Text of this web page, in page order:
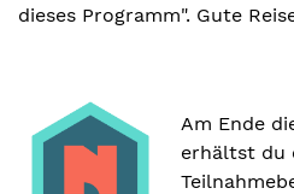
dieses Programm". Gute
Am Ende
erhältst du